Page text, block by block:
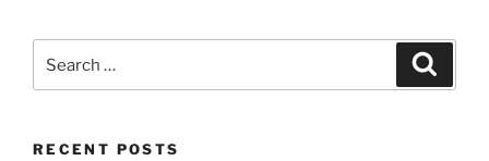
for:
RECENT POSTS